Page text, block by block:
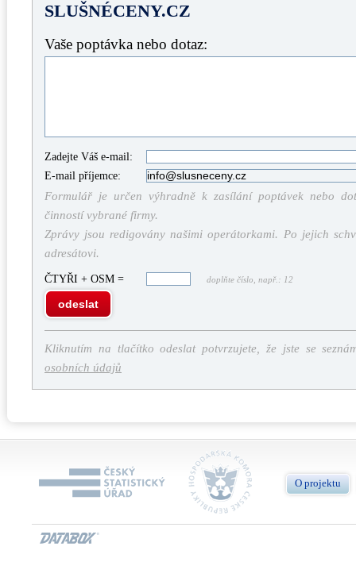
SLUŠNÉCENY.CZ
Vaše poptávka nebo dotaz:
Zadejte Váš e-mail:
E-mail příjemce:
Formulář je určen výhradně k zasílání poptávek nebo
činností vybrané firmy.
Zprávy jsou redigovány našimi operátorkami. Po jejich
adresátovi.
ČTYŘI + OSM = doplňte číslo, např.: 12
odeslat
Kliknutím na tlačítko odeslat potvrzujete, že jste se
osobních údajů
O projektu